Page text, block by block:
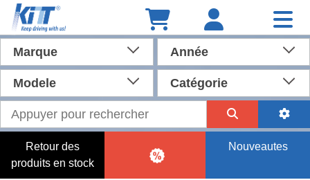
Marque Année
Modele Catégorie
Retour des
produits en stock
Nouveautes